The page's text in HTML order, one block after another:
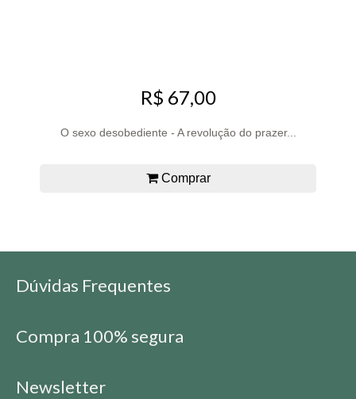
R$ 67,00
O sexo desobediente - A revolução do prazer...
Comprar
Dúvidas Frequentes
Compra 100% segura
Newsletter